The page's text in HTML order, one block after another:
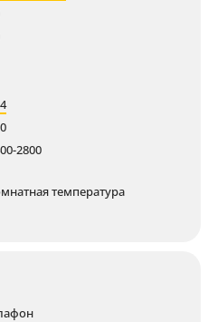
2800
температура